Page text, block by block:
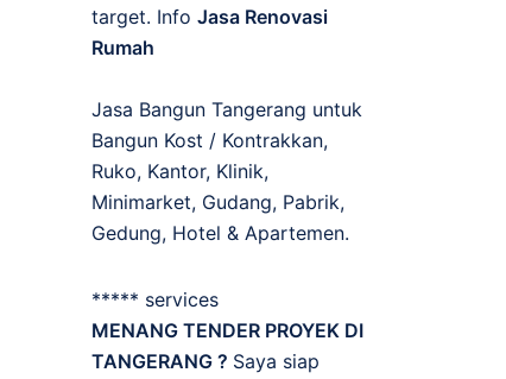
target. Info Jasa Renovasi
Rumah
Jasa Bangun Tangerang untuk
Bangun Kost / Kontrakkan,
Ruko, Kantor, Klinik,
Minimarket, Gudang, Pabrik,
Gedung, Hotel & Apartemen.
***** services
MENANG TENDER PROYEK DI
TANGERANG ? Saya siap